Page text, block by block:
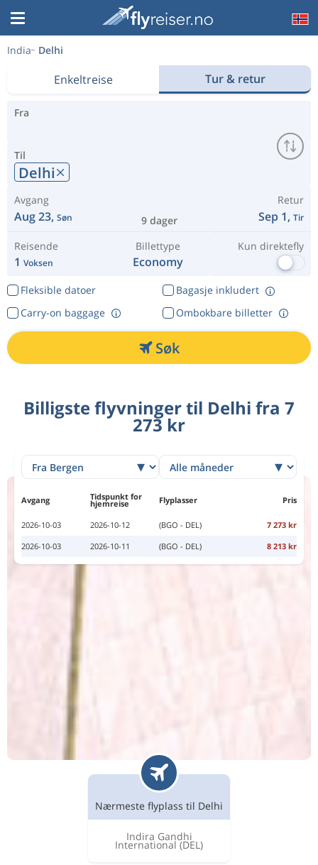
India Delhi
Enkeltreise Tur & retur
Fra
Til
Delhi
Avgang
Aug 23, Søn 9 dager
Retur
Sep 1, Tir
Reisende
1 Voksen
Billettype
Economy
Kun direktefly
Fleksible datoer
Bagasje inkludert
Ombokbare billetter
Carry-on baggage
Søk
Billigste flyvninger til Delhi fra 7
273 kr
Avgang Tidspunkt for
hjemreise Flyplasser Pris
2026-10-03 2026-10-12 (BGO - DEL)
7 273 kr
2026-10-03
2026-10-11 (BGO - DEL) 8 213 kr
Nærmeste flyplass til Delhi
Indira Gandhi
International (DEL)